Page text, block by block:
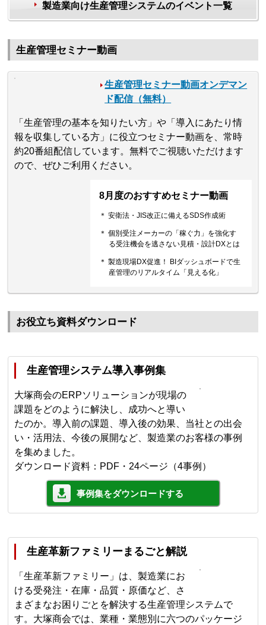
製造業向け生産管理システムのイベント一覧
生産管理セミナー動画
生産管理セミナー動画オンデマン
ド配信（無料）
「生産管理の基本を知りたい方」や「導入にあたり情
報を収集している方」に役立つセミナー動画を、常時
約20番組配信しています。無料でご視聴いただけます
ので、ぜひご利用ください。
8月度のおすすめセミナー動画
＊ 安衛法・JIS改正に備えるSDS作成術
＊ 個別受注メーカーの「稼ぐ力」を強化す
る受注機会を逃さない見積・設計DXとは
＊ 製造現場DX促進！ BIダッシュボードで生
産管理のリアルタイム「見える化」
お役立ち資料ダウンロード
生産管理システム導入事例集
大塚商会のERPソリューションが現場の
課題をどのように解決し、成功へと導い
たのか。導入前の課題、導入後の効果、当社との出会
い・活用法、今後の展開など、製造業のお客様の事例
を集めました。
ダウンロード資料：PDF・24ページ（4事例）
事例集をダウンロードする
生産革新ファミリーまるごと解説
「生産革新ファミリー」は、製造業にお
ける受発注・在庫・品質・原価など、さ
まざまなお困りごとを解決する生産管理システムで
す。大塚商会では、業種・業態別に六つのパッケージ